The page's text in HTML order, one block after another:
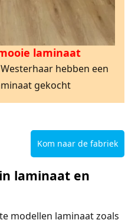
laminaat
hebben een
gekocht
Kom naar de fabriek
laminaat en
modellen laminaat zoals